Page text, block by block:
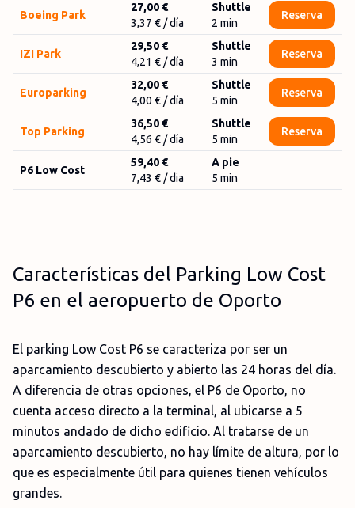
Boeing Park
27,00 €
3,37 € / día
Shuttle
2 min
Reserva
IZI Park
29,50 €
4,21 € / día
Shuttle
3 min
Reserva
Europarking
32,00 €
4,00 € / día
Shuttle
5 min
Reserva
Top Parking
36,50 €
4,56 € / día
Shuttle
5 min
Reserva
P6 Low Cost
59,40 €
7,43 € / dia
A pie
5 min
Características del Parking Low Cost
P6 en el aeropuerto de Oporto
El parking Low Cost P6 se caracteriza por ser un
aparcamiento descubierto y abierto las 24 horas del día.
A diferencia de otras opciones, el P6 de Oporto, no
cuenta acceso directo a la terminal, al ubicarse a 5
minutos andado de dicho edificio. Al tratarse de un
aparcamiento descubierto, no hay límite de altura, por lo
que es especialmente útil para quienes tienen vehículos
grandes.